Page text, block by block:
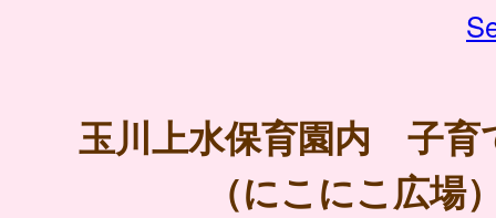
玉川上水保育園内 子育
（にこにこ広場